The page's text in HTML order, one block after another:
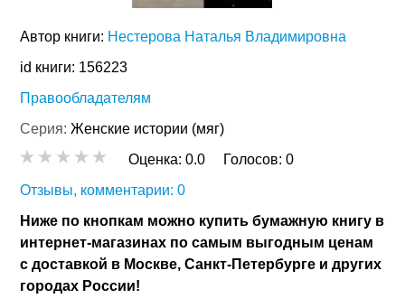
Автор книги: Нестерова Наталья Владимировна
id книги: 156223
Правообладателям
Серия:Женские истории (мяг)
Оценка:0.0 Голосов:0
Отзывы, комментарии: 0
Ниже по кнопкам можно купить бумажную книгу в
интернет-магазинах по самым выгодным ценам
с доставкой в Москве, Санкт-Петербурге и других
городах России!